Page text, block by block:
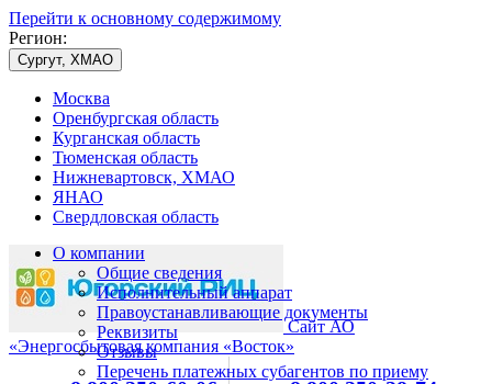
Перейти к основному содержимому
Регион:
Сургут, ХМАО
Москва
Оренбургская область
Курганская область
Тюменская область
Нижневартовск, ХМАО
ЯНАО
Свердловская область
Сайт АО
«Энергосбытовая компания «Восток»
О компании
Общие сведения
Исполнительный аппарат
Правоустанавливающие документы
Реквизиты
Отзывы
Перечень платежных субагентов по приему